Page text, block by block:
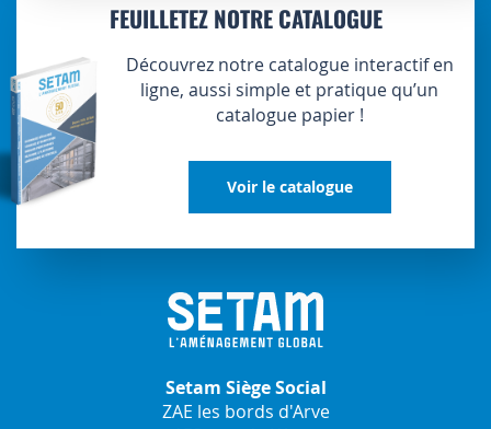
FEUILLETEZ NOTRE CATALOGUE
Découvrez notre catalogue interactif en
ligne, aussi simple et pratique qu’un
catalogue papier !
Voir le catalogue
Setam Siège Social
ZAE les bords d'Arve